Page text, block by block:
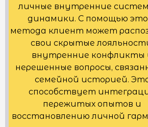
личные внутренние
динамики. С помощью
метода клиент может
свои скрытые
внутренние конфликты
нерешенные вопросы,
семейной историей.
способствует
пережитых опытов и
восстановлению личной